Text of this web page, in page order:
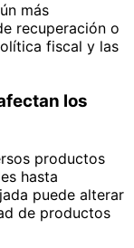
más
recuperación o
fiscal y las
los
productos
hasta
puede alterar
de productos